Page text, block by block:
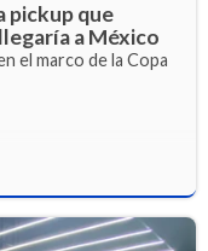
pickup que
a México
el marco de la Copa